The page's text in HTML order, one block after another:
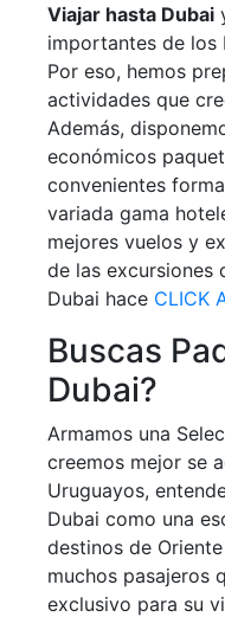
Viajar hasta Dubai
importantes de los
Por eso, hemos
actividades que
Además,
económicos
convenientes
variada gama
mejores vuelos y
de las excursiones
Dubai hace CLICK
Buscas
Dubai?
Armamos una
creemos mejor se
Uruguayos,
Dubai como una
destinos de
muchos pasajeros
exclusivo para su